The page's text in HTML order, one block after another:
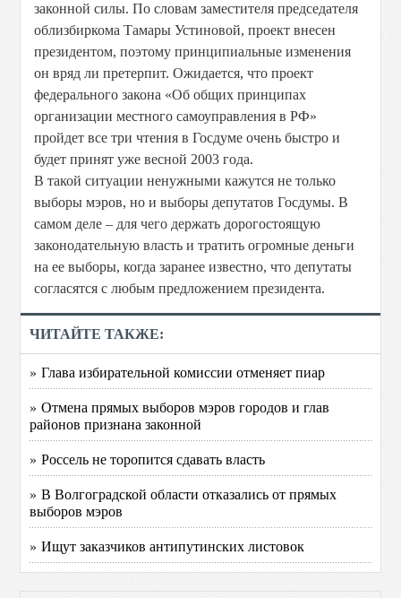
законной силы. По словам заместителя председателя
облизбиркома Тамары Устиновой, проект внесен
президентом, поэтому принципиальные изменения
он вряд ли претерпит. Ожидается, что проект
федерального закона «Об общих принципах
организации местного самоуправления в РФ»
пройдет все три чтения в Госдуме очень быстро и
будет принят уже весной 2003 года.
В такой ситуации ненужными кажутся не только
выборы мэров, но и выборы депутатов Госдумы. В
самом деле – для чего держать дорогостоящую
законодательную власть и тратить огромные деньги
на ее выборы, когда заранее известно, что депутаты
согласятся с любым предложением президента.
ЧИТАЙТЕ ТАКЖЕ:
» Глава избирательной комиссии отменяет пиар
» Отмена прямых выборов мэров городов и глав
районов признана законной
» Россель не торопится сдавать власть
» В Волгоградской области отказались от прямых
выборов мэров
» Ищут заказчиков антипутинских листовок